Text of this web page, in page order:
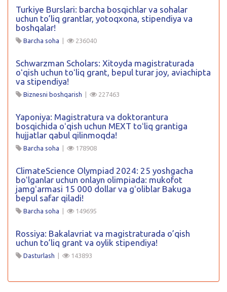
Turkiye Burslari: barcha bosqichlar va sohalar
uchun to’liq grantlar, yotoqxona, stipendiya va
boshqalar!
Barcha soha | 236040
Schwarzman Scholars: Xitoyda magistraturada
oʻqish uchun toʻliq grant, bepul turar joy, aviachipta
va stipendiya!
Biznesni boshqarish | 227463
Yaponiya: Magistratura va doktorantura
bosqichida oʻqish uchun MEXT toʻliq grantiga
hujjatlar qabul qilinmoqda!
Barcha soha | 178908
ClimateScience Olympiad 2024: 25 yoshgacha
boʻlganlar uchun onlayn olimpiada: mukofot
jamgʻarmasi 15 000 dollar va gʻoliblar Bakuga
bepul safar qiladi!
Barcha soha | 149695
Rossiya: Bakalavriat va magistraturada o’qish
uchun to’liq grant va oylik stipendiya!
Dasturlash | 143893